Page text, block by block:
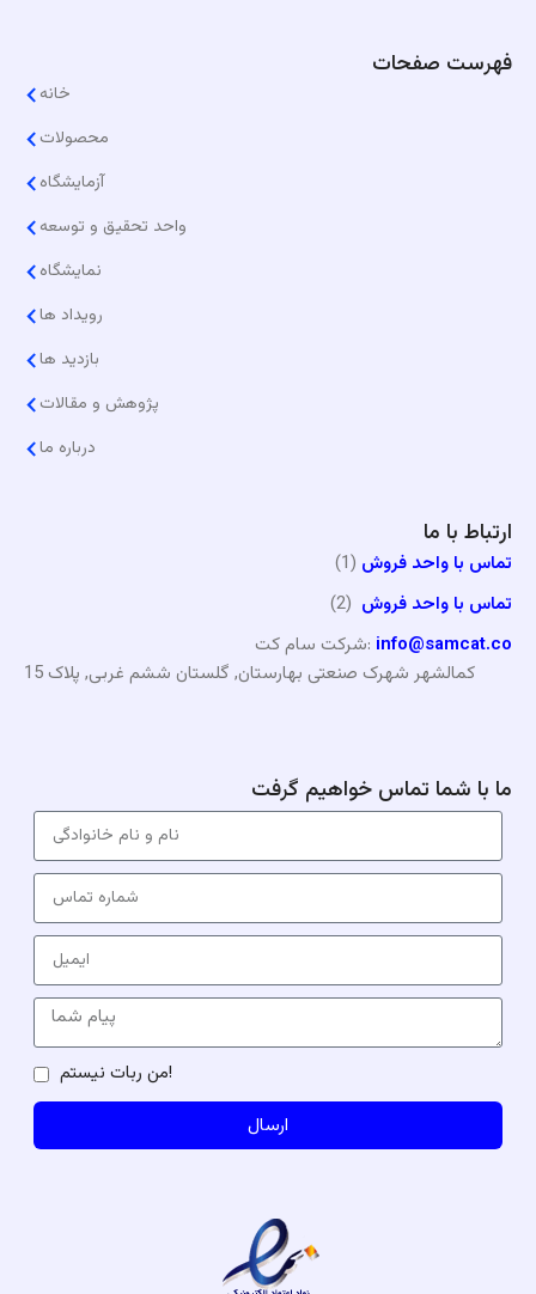
فهرست صفحات
خانه
محصولات
آزمایشگاه
واحد تحقیق و توسعه
نمایشگاه
رویداد ها
بازدید ها
پژوهش و مقالات
درباره ما
ارتباط با ما
تماس با واحد فروش (1)
تماس با واحد فروش (2)
شرکت سام کت: info@samcat.co
کمالشهر شهرک صنعتی بهارستان, گلستان ششم غربی, پلاک 15
ما با شما تماس خواهیم گرفت
من ربات نیستم!
ارسال